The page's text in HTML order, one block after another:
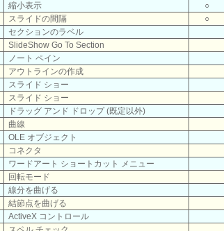
縮小表示
○
スライドの間隔
○
セクションのラベル
SlideShow Go To Section
ノート ペイン
アウトラインの作成
スライド ショー
スライド ショー
ドラッグ アンド ドロップ (既定以外)
曲線
OLE オブジェクト
コネクタ
ワードアート ショートカット メニュー
回転モード
線分を曲げる
結節点を曲げる
ActiveX コントロール